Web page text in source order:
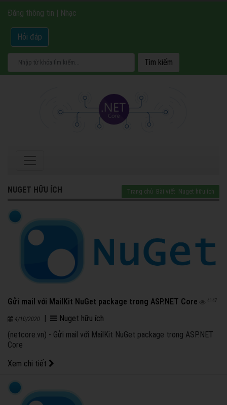
Đăng thông tin | Nhạc
Hỏi đáp
NUGET HỮU ÍCH Trang chủ Bài viết Nuget hữu ích
Gửi mail với MailKit NuGet package trong ASP.NET Core 4147
4/10/2020 |
Nuget hữu ích
(netcore.vn) - Gửi mail với MailKit NuGet package trong ASP.NET
Core
Xem chi tiết